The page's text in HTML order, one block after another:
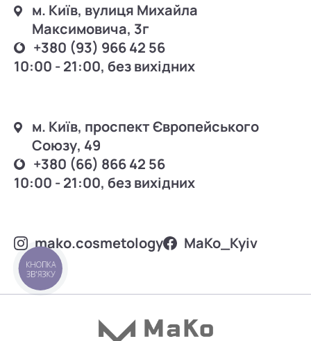
м. Київ, вулиця Михайла
Максимовича, 3г
+380 (93) 966 42 56
10:00 - 21:00, без вихідних
м. Київ, проспект Європейського
Союзу, 49
+380 (66) 866 42 56
10:00 - 21:00, без вихідних
mako.cosmetology MаKo_Kyiv
КНОПКА
ЗВ'ЯЗКУ